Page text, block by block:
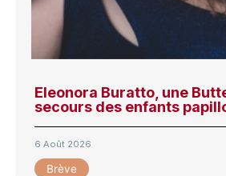
Eleonora Buratto, une
secours des enfants
6 Août 2026
Brève